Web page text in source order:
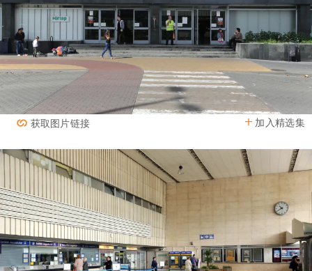
加入精选集
获取图片链接